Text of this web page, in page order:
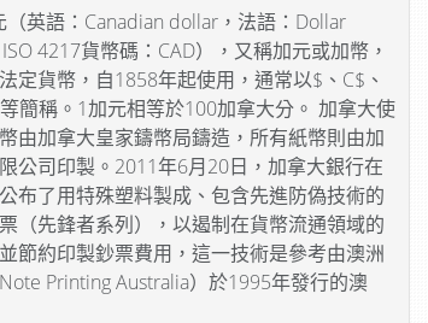
（英語：Canadian dollar，法語：Dollar
4217貨幣碼：CAD），又稱加元或加幣，
定貨幣，自1858年起使用，通常以$、C$、
簡稱。1加元相等於100加拿大分。 加拿大使
由加拿大皇家鑄幣局鑄造，所有紙幣則由加
公司印製。2011年6月20日，加拿大銀行在
布了用特殊塑料製成、包含先進防偽技術的
（先鋒者系列），以遏制在貨幣流通領域的
節約印製鈔票費用，這一技術是參考由澳洲
Printing Australia）於1995年發行的澳